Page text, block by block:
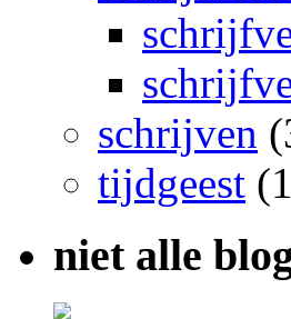
schrijven
tijdgeest
niet alle